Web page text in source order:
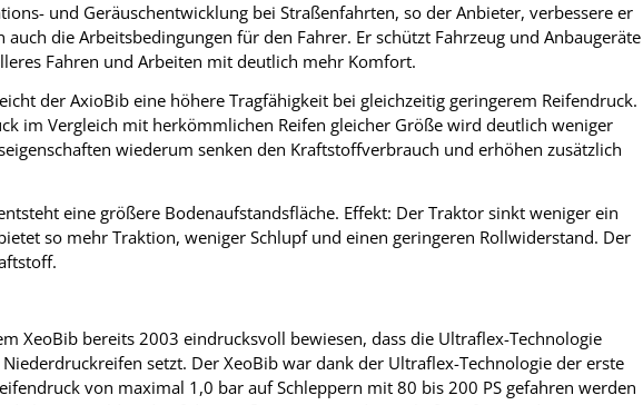
und Geräuschentwicklung bei Straßenfahrten, so der Anbieter, verbessere er
die Arbeitsbedingungen für den Fahrer. Er schützt Fahrzeug und Anbaugeräte
Fahren und Arbeiten mit deutlich mehr Komfort.
der AxioBib eine höhere Tragfähigkeit bei gleichzeitig geringerem Reifendruck.
im Vergleich mit herkömmlichen Reifen gleicher Größe wird deutlich weniger
wiederum senken den Kraftstoffverbrauch und erhöhen zusätzlich
eine größere Bodenaufstandsfläche. Effekt: Der Traktor sinkt weniger ein
so mehr Traktion, weniger Schlupf und einen geringeren Rollwiderstand. Der
XeoBib bereits 2003 eindrucksvoll bewiesen, dass die Ultraflex-Technologie
setzt. Der XeoBib war dank der Ultraflex-Technologie der erste
von maximal 1,0 bar auf Schleppern mit 80 bis 200 PS gefahren werden